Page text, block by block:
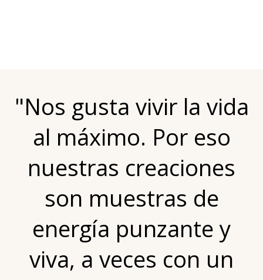
"Nos gusta vivir la vida
al máximo. Por eso
nuestras creaciones
son muestras de
energía punzante y
viva, a veces con un